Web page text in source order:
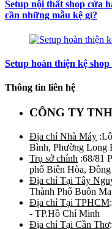
Setup nội thất shop cửa
cần những mẫu kệ gì?
Setup hoàn thiện kệ
Thông tin liên hệ
CÔNG TY
Địa chỉ Nhà Máy
Bình, Phường Long
Trụ sở chính :68/81
phố Biên Hòa,
Địa chỉ Tại Tây
Thành Phố Buôn
Địa chỉ Tại TPHCM
- TP.Hồ Chí Minh
Địa chỉ Tại Cần Thơ